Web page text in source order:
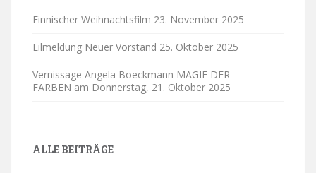
Finnischer Weihnachtsfilm 23. November 2025
Eilmeldung Neuer Vorstand 25. Oktober 2025
Vernissage Angela Boeckmann MAGIE DER
FARBEN am Donnerstag, 21. Oktober 2025
ALLE BEITRÄGE